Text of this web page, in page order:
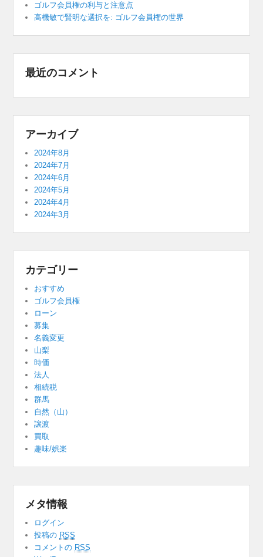
ゴルフ会員権の利与と注意点
高機敏で賢明な選択を: ゴルフ会員権の世界
最近のコメント
アーカイブ
2024年8月
2024年7月
2024年6月
2024年5月
2024年4月
2024年3月
カテゴリー
おすすめ
ゴルフ会員権
ローン
募集
名義変更
山梨
時価
法人
相続税
群馬
自然（山）
譲渡
買取
趣味/娯楽
メタ情報
ログイン
投稿の RSS
コメントの RSS